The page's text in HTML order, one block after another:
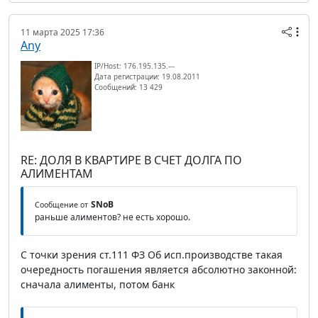
11 марта 2025 17:36
Any
IP/Host: 176.195.135.---
Дата регистрации: 19.08.2011
Сообщений: 13 429
RE: ДОЛЯ В КВАРТИРЕ В СЧЕТ ДОЛГА ПО
АЛИМЕНТАМ
Сообщение от SNoB
раньше алиментов? не есть хорошо.
С точки зрения ст.111 ФЗ Об исп.производстве такая
очередность погашения является абсолютно законной:
сначала алименты, потом банк